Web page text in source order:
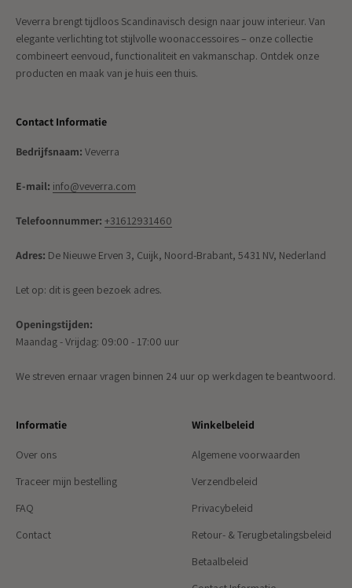
Veverra brengt tijdloos Scandinavisch design naar jouw interieur. Van
elegante verlichting tot stijlvolle woonaccessoires – onze collectie
combineert eenvoud, functionaliteit en vakmanschap. Ontdek onze
producten en maak van je huis een thuis.
Contact Informatie
Bedrijfsnaam: Veverra
E-mail: info@veverra.com
Telefoonnummer: +31612931460
Adres: De Nieuwe Erven 3, Cuijk, Noord-Brabant, 5431 NV, Nederland
Let op: dit is geen bezoek adres.
Openingstijden:
Maandag - Vrijdag: 09:00 - 17:00 uur
We streven ernaar vragen binnen 24 uur op werkdagen te beantwoord.
Informatie
Over ons
Traceer mijn bestelling
FAQ
Contact
Winkelbeleid
Algemene voorwaarden
Verzendbeleid
Privacybeleid
Retour- & Terugbetalingsbeleid
Betaalbeleid